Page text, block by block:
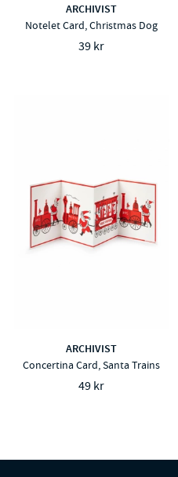
ARCHIVIST
Notelet Card, Christmas Dog
39 kr
ARCHIVIST
Concertina Card, Santa Trains
49 kr